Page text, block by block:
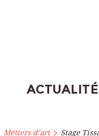
Métiers d’art> Stage